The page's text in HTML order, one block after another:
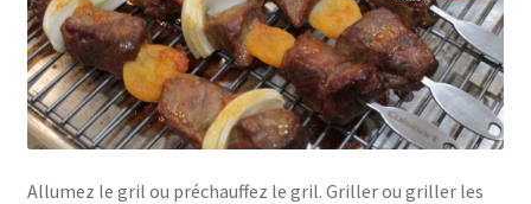
Allumez le gril ou préchauffez le gril. Griller ou griller les